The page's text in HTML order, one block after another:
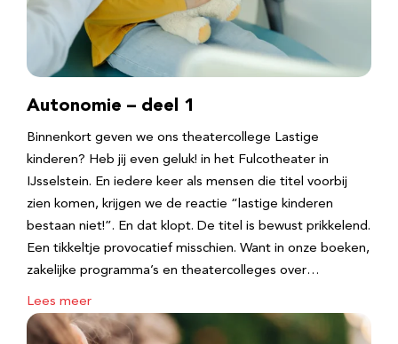
Autonomie – deel 1
Binnenkort geven we ons theatercollege Lastige
kinderen? Heb jij even geluk! in het Fulcotheater in
IJsselstein. En iedere keer als mensen die titel voorbij
zien komen, krijgen we de reactie “lastige kinderen
bestaan niet!”. En dat klopt. De titel is bewust prikkelend.
Een tikkeltje provocatief misschien. Want in onze boeken,
zakelijke programma’s en theatercolleges over…
Lees meer